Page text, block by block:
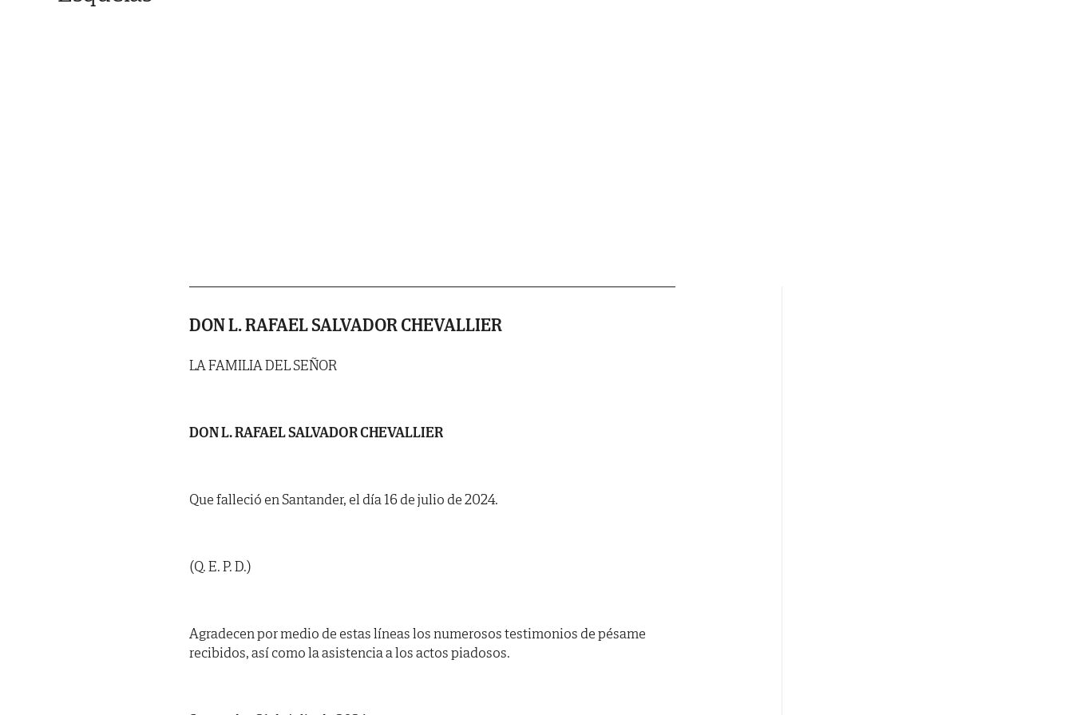
DON L. RAFAEL SALVADOR CHEVALLIER
LA FAMILIA DEL SEÑOR
DON L. RAFAEL SALVADOR CHEVALLIER
Que falleció en Santander, el día 16 de julio de 2024.
(Q. E. P. D.)
Agradecen por medio de estas líneas los numerosos testimonios de pésame
recibidos, así como la asistencia a los actos piadosos.